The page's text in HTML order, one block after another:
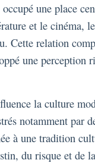
une place
et le cinéma,
Cette relation
une perception
la culture
notamment par
à une tradition
du risque et de